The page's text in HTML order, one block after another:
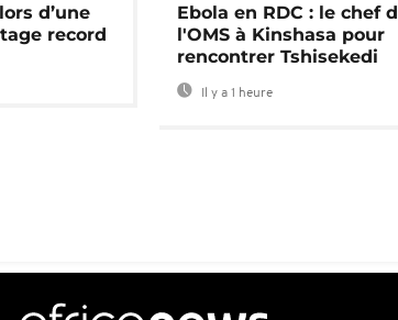
d’une
record
Ebola en RDC : le chef
l'OMS à Kinshasa pour
rencontrer Tshisekedi
Il y a 1 heure